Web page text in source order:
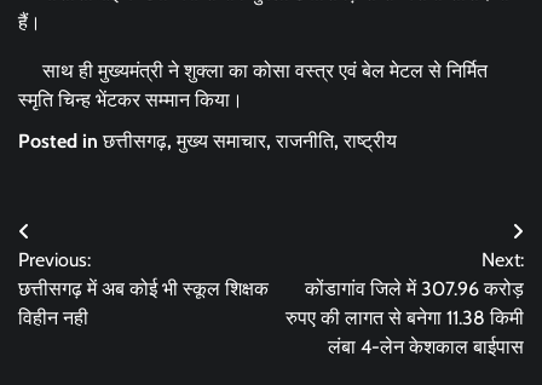
हैं।
साथ ही मुख्यमंत्री ने शुक्ला का कोसा वस्त्र एवं बेल मेटल से निर्मित
स्मृति चिन्ह भेंटकर सम्मान किया।
Posted inछत्तीसगढ़,मुख्य समाचार,राजनीति,राष्ट्रीय
Post
navigation
Previous:
छत्तीसगढ़ में अब कोई भी स्कूल शिक्षक
विहीन नही
Next:
कोंडागांव जिले में 307.96 करोड़
रुपए की लागत से बनेगा 11.38 किमी
लंबा 4-लेन केशकाल बाईपास